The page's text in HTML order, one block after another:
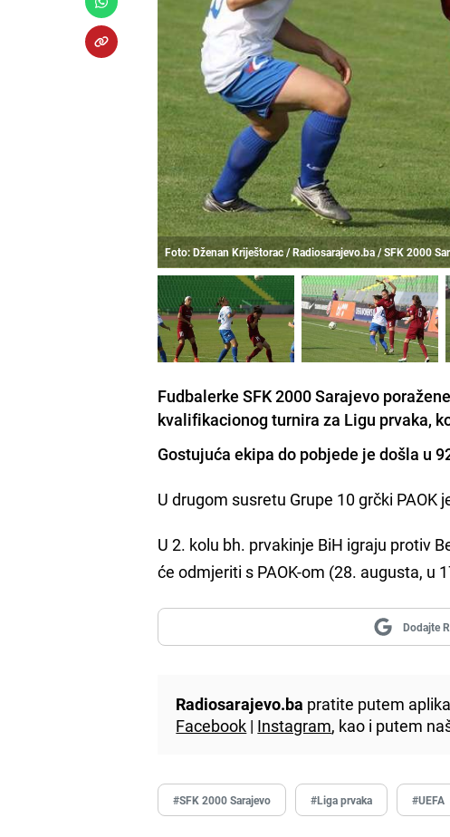
Foto: Dženan Kriještorac / Radiosarajevo.ba / SFK 2000
Fudbalerke SFK 2000 Sarajevo
kvalifikacionog turnira za Ligu prvaka,
Gostujuća ekipa do pobjede je došla u
U drugom susretu Grupe 10 grčki
U 2. kolu bh. prvakinje BiH igraju protiv
će odmjeriti s PAOK-om (28. augusta, u
Dodajte
Radiosarajevo.ba pratite putem
Facebook | Instagram, kao i putem
#SFK 2000 Sarajevo #Liga prvaka #UEFA